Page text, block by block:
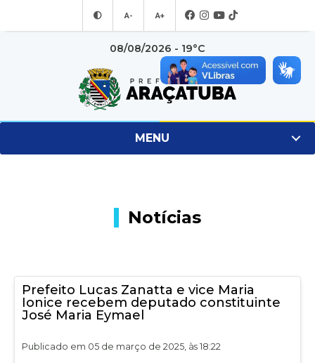
A- A+
08/08/2026 - 19°C
MENU
Notícias
Prefeito Lucas Zanatta e vice Maria
Ionice recebem deputado constituinte
José Maria Eymael
Publicado em 05 de março de 2025, às 18:22